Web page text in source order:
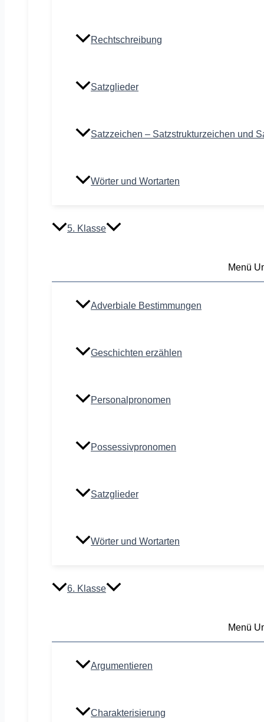
Rechtschreibung
Satzglieder
Satzzeichen – Satzstrukturzeichen und
Wörter und Wortarten
5. Klasse
Menü
Adverbiale Bestimmungen
Geschichten erzählen
Personalpronomen
Possessivpronomen
Satzglieder
Wörter und Wortarten
6. Klasse
Menü
Argumentieren
Charakterisierung